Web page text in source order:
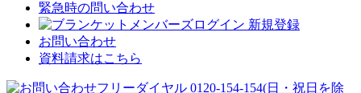
緊急時の問い合わせ
ログイン 新規登録
お問い合わせ
資料請求はこちら